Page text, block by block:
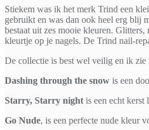
Stiekem was ik het merk Trind een
gebruikt en was dan ook heel erg blij
bestaat uit zes mooie kleuren.
kleurtje op je nagels. De Trind nail-
De collectie is best wel veilig en ik
Dashing through the snow is een
Starry, Starry nightis een echt kerst
Go Nude, is een perfecte nude kleur